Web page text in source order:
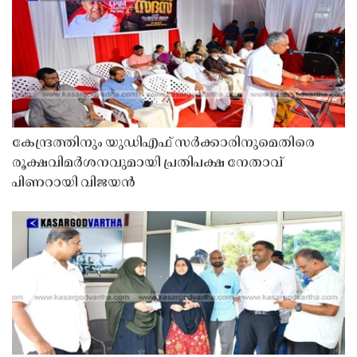
കേന്ദ്രത്തിനും യുഡിഎഫ് സർക്കാരിനുമെതിരെ
രൂക്ഷവിമർശനവുമായി പ്രതിപക്ഷ നേതാവ്
പിണറായി വിജയൻ